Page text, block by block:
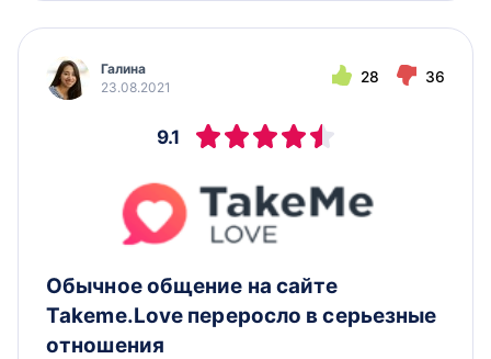
Галина
23.08.2021
28 36
9.1
Обычное общение на сайте
Takeme.Love переросло в серьезные
отношения